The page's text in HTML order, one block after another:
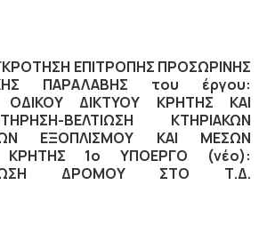
ΕΠΙΤΡΟΠΗΣ ΠΡΟΣΩΡΙΝΗΣ
ΠΑΡΑΛΑΒΗΣ του έργου:
ΟΔΙΚΟΥ ΔΙΚΤΥΟΥ ΚΡΗΤΗΣ ΚΑΙ
ΒΕΛΤΙΩΣΗ ΚΤΗΡΙΑΚΩΝ
ΕΞΟΠΛΙΣΜΟΥ ΚΑΙ ΜΕΣΩΝ
ΚΡΗΤΗΣ 1ο ΥΠΟΕΡΓΟ (νέο):
ΔΡΟΜΟΥ ΣΤΟ Τ.Δ.